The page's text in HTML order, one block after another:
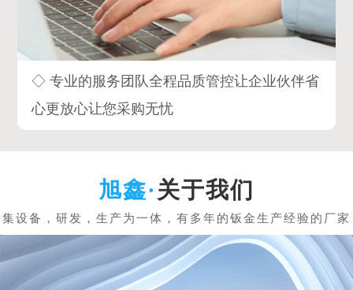
◇ 专业的服务团队全程品质管控让企业伙伴省
心更放心让您采购无忧
关于我们